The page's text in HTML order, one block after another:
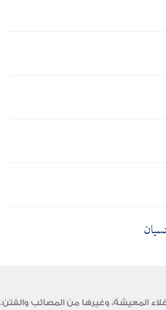
المعيشة، وغيرها من المصائب والفتن.